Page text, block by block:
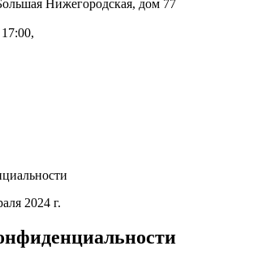
Нижегородская, дом 77
2024 г.